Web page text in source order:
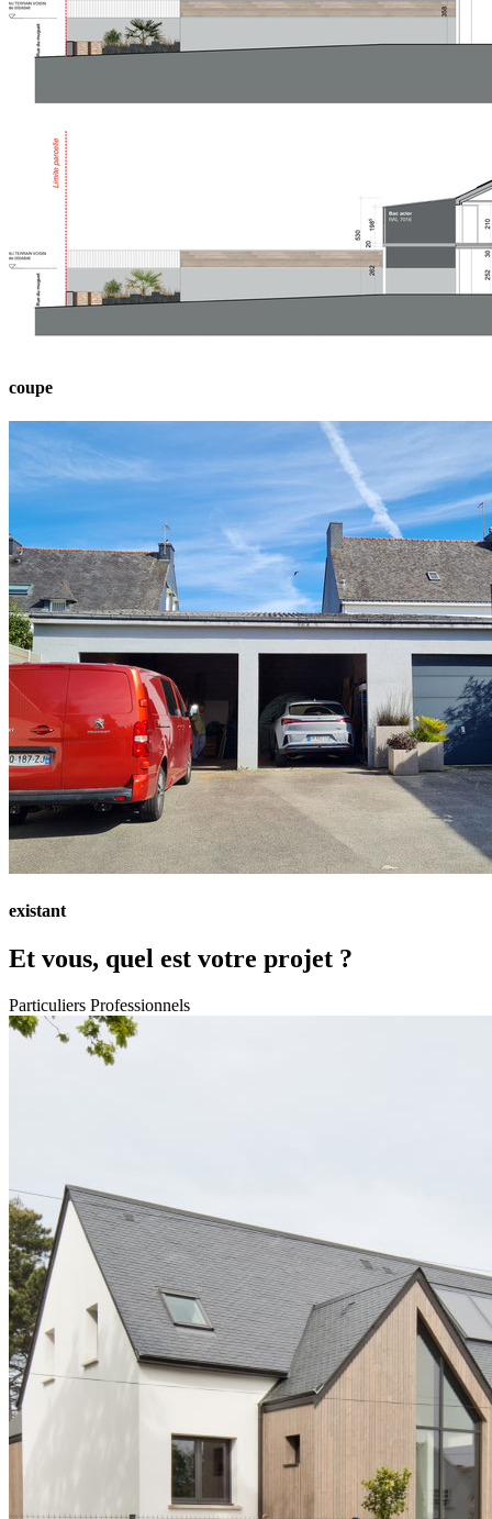
coupe
existant
Et vous, quel est votre projet ?
Particuliers Professionnels